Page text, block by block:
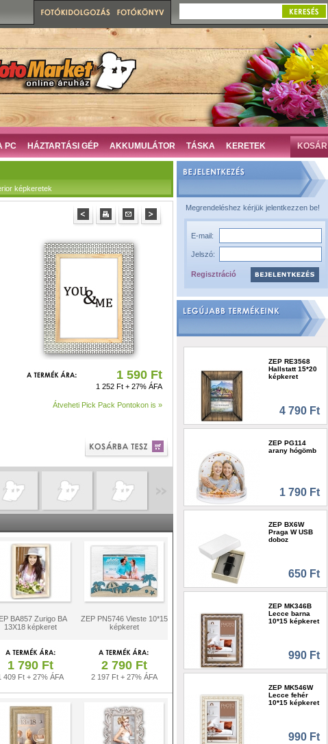
PC HÁZTARTÁSI GÉP AKKUMULÁTOR TÁSKA KERETEK KOSÁR
képkeretek
1 590 Ft
1 252 Ft + 27% ÁFA
Átveheti Pick Pack Pontokon is »
BA857 Zurigo BA
13X18 képkeret
ZEP PN5746 Vieste 10*15
képkeret
1 790 Ft
409 Ft + 27% ÁFA
2 790 Ft
2 197 Ft + 27% ÁFA
Megrendeléshez kérjük jelentkezzen be!
E-mail:
Jelszó:
Regisztráció
ZEP RE3568
Hallstatt 15*20
képkeret
4 790 Ft
ZEP PG114
arany hógömb
1 790 Ft
ZEP BX6W
Praga W USB
doboz
650 Ft
ZEP MK346B
Lecce barna
10*15 képkeret
990 Ft
ZEP MK546W
Lecce fehér
10*15 képkeret
990 Ft